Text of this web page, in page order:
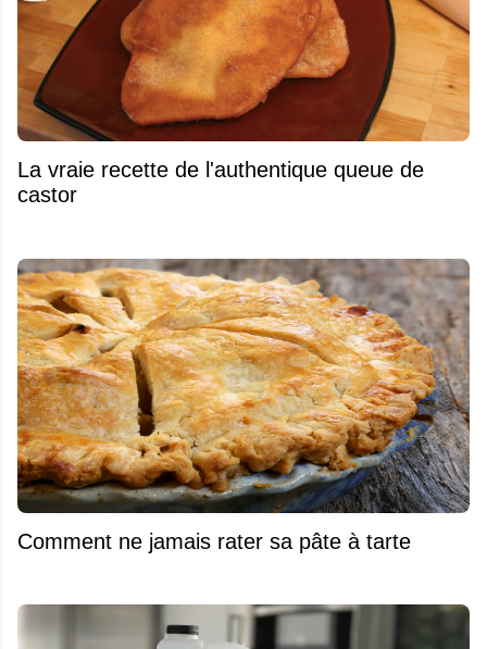
La vraie recette de l'authentique queue de
castor
Comment ne jamais rater sa pâte à tarte